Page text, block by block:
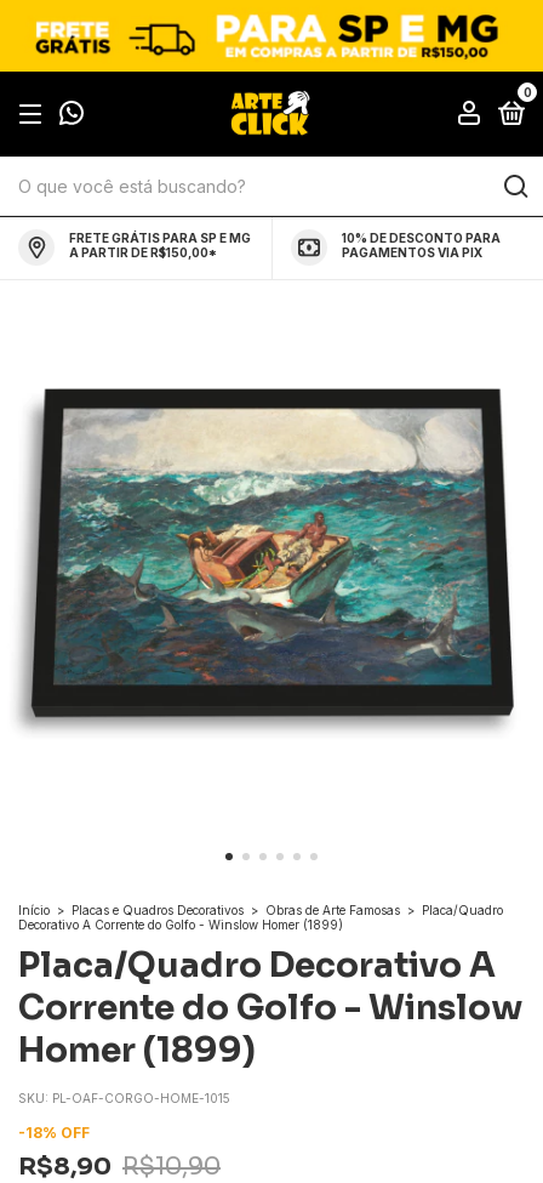
0
FRETE GRÁTIS PARA SP E MG
A PARTIR DE R$150,00*
10% DE DESCONTO PARA
PAGAMENTOS VIA PIX
Início > Placas e Quadros Decorativos > Obras de Arte Famosas > Placa/Quadro
Decorativo A Corrente do Golfo - Winslow Homer (1899)
Placa/Quadro Decorativo A
Corrente do Golfo - Winslow
Homer (1899)
SKU: PL-OAF-CORGO-HOME-1015
-18% OFF
R$8,90 R$10,90